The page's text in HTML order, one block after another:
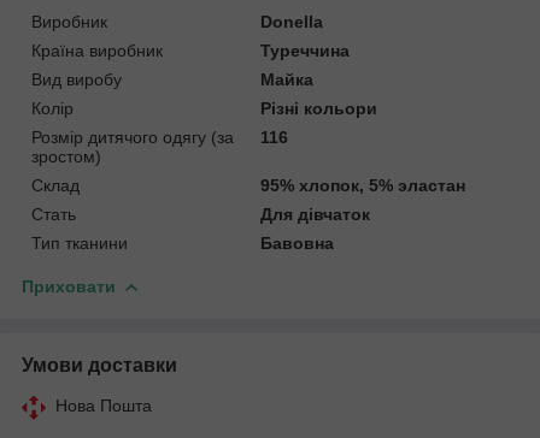
Виробник
Donella
Країна виробник
Туреччина
Вид виробу
Майка
Колір
Різні кольори
Розмір дитячого одягу (за
зростом)
116
Склад
95% хлопок, 5% эластан
Стать
Для дівчаток
Тип тканини
Бавовна
Приховати
Умови доставки
Нова Пошта